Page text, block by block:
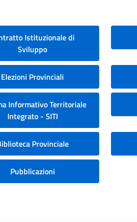
Istituzionale di
Sviluppo
Elezioni Provinciali
Informativo Territoriale
Integrato - SITI
Provinciale
Pubblicazioni